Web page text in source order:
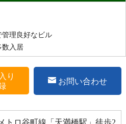
管理良好なビル
数入居
り
お問い合わせ
トロ谷町線「天満橋駅」徒歩2